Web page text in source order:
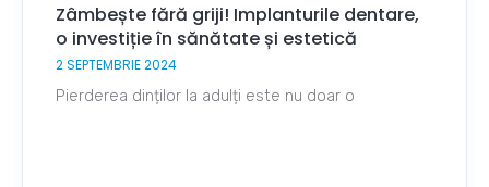
Zâmbește fără griji! Implanturile dentare,
o investiție în sănătate și estetică
2 SEPTEMBRIE 2024
Pierderea dinților la adulți este nu doar o